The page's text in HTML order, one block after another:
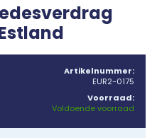
Artikelnummer:
EUR2-0175
Voorraad:
Voldoende voorraad